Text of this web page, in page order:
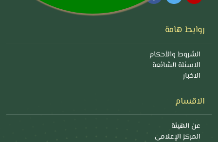
روابط هامة
الشروط والأحكام
الاسئلة الشائعة
الاخبار
الاقسام
عن الهيئة
المركز الإعلامى